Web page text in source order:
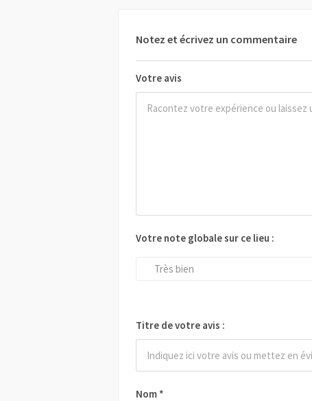
Notez et écrivez un commentaire
Votre avis
Nom *
Votre note globale sur ce lieu :
Très bien
Titre de votre avis :